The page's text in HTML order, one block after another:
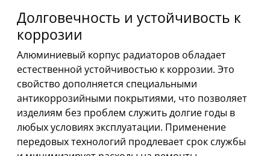
Долговечность и устойчивость к
коррозии
Алюминиевый корпус радиаторов обладает
естественной устойчивостью к коррозии. Это
свойство дополняется специальными
антикоррозийными покрытиями, что позволяет
изделиям без проблем служить долгие годы в
любых условиях эксплуатации. Применение
передовых технологий продлевает срок службы